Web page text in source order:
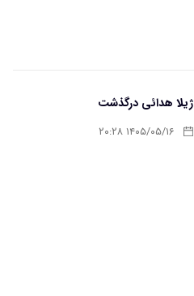
ژیلا هدائی درگذشت
۱۴۰۵/۰۵/۱۶ ۲۰:۲۸